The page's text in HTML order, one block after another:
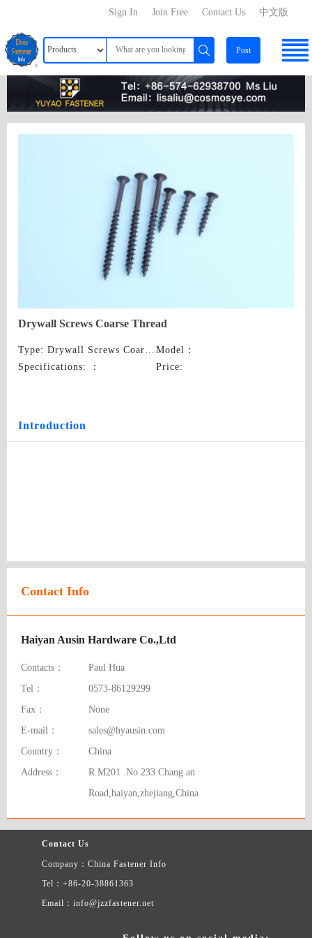
中文版
Contact Us
Join Free
Sign In
Post
Drywall Screws Coarse Thread
Type: Drywall Screws Coarse Thread Model ：
Specifications:
： Price:
Introduction
Contact Info
Haiyan Ausin Hardware Co.,Ltd
Contacts：
Paul Hua
Tel：
0573-86129299
Fax：
None
E-mail：
sales@hyausin.com
Country：
China
Address：
R.M201 .No.233 Chang an
Road,haiyan,zhejiang,China
Contact Us
Company：China Fastener Info
Tel：+86-20-38861363
Email：info@jzzfastener.net